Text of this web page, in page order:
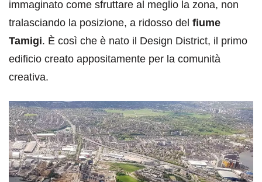
immaginato come sfruttare al meglio la zona, non
tralasciando la posizione, a ridosso del fiume
Tamigi. È così che è nato il Design District, il primo
edificio creato appositamente per la comunità
creativa.